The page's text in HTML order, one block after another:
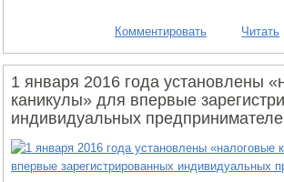
Комментировать Читать
1 января 2016 года установлены
каникулы» для впервые
индивидуальных